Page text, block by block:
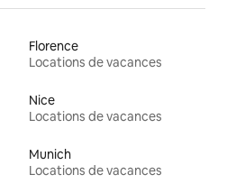
Florence
Locations de vacances
Nice
Locations de vacances
Munich
Locations de vacances